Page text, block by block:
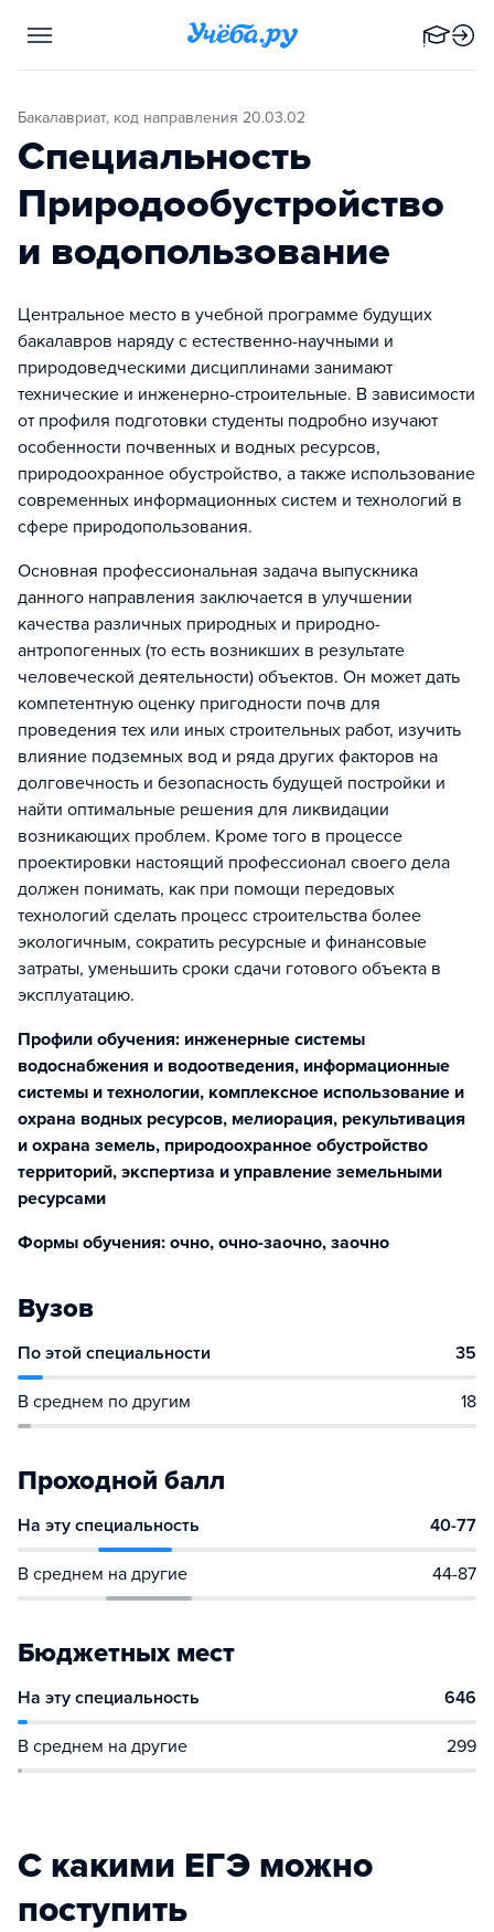
Бакалавриат, код направления 20.03.02
Специальность
Природообустройство
и водопользование
Центральное место в учебной программе будущих
бакалавров наряду с естественно-научными и
природоведческими дисциплинами занимают
технические и инженерно-строительные. В зависимости
от профиля подготовки студенты подробно изучают
особенности почвенных и водных ресурсов,
природоохранное обустройство, а также использование
современных информационных систем и технологий в
сфере природопользования.
Основная профессиональная задача выпускника
данного направления заключается в улучшении
качества различных природных и природно-
антропогенных (то есть возникших в результате
человеческой деятельности) объектов. Он может дать
компетентную оценку пригодности почв для
проведения тех или иных строительных работ, изучить
влияние подземных вод и ряда других факторов на
долговечность и безопасность будущей постройки и
найти оптимальные решения для ликвидации
возникающих проблем. Кроме того в процессе
проектировки настоящий профессионал своего дела
должен понимать, как при помощи передовых
технологий сделать процесс строительства более
экологичным, сократить ресурсные и финансовые
затраты, уменьшить сроки сдачи готового объекта в
эксплуатацию.
Профили обучения: инженерные системы
водоснабжения и водоотведения, информационные
системы и технологии, комплексное использование и
охрана водных ресурсов, мелиорация, рекультивация
и охрана земель, природоохранное обустройство
территорий, экспертиза и управление земельными
ресурсами
Формы обучения: очно, очно-заочно, заочно
Вузов
По этой специальности 35
В среднем по другим 18
Проходной балл
На эту специальность 40-77
В среднем на другие 44-87
Бюджетных мест
На эту специальность 646
В среднем на другие 299
С какими ЕГЭ можно
поступить